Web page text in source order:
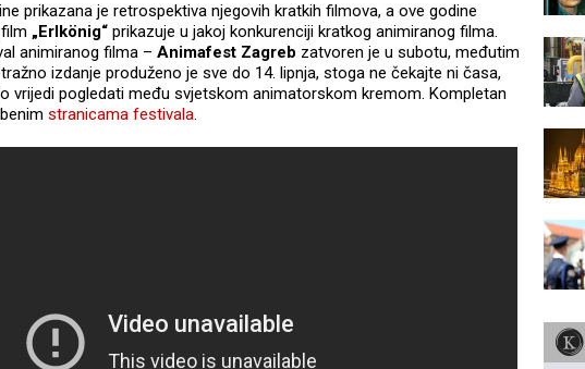
prikazana je retrospektiva njegovih kratkih filmova, a ove godine
„Erlkönig“ prikazuje u jakoj konkurenciji kratkog animiranog filma.
animiranog filma – Animafest Zagreb zatvoren je u subotu, međutim
izdanje produženo je sve do 14. lipnja, stoga ne čekajte ni časa,
vrijedi pogledati među svjetskom animatorskom kremom. Kompletan
stranicama festivala.